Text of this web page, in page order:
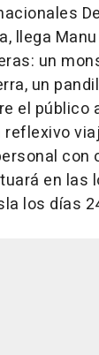
llega
un
un
el público
con
en las
los días